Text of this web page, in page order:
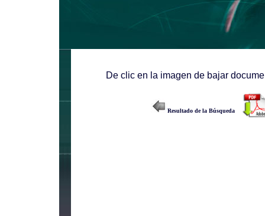
De clic en la imagen de bajar
Resultado de la Búsqueda